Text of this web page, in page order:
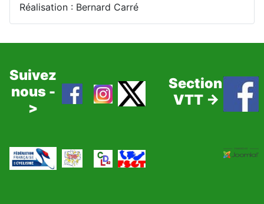
Réalisation : Bernard Carré
Suivez
nous -
>
Section
VTT ->